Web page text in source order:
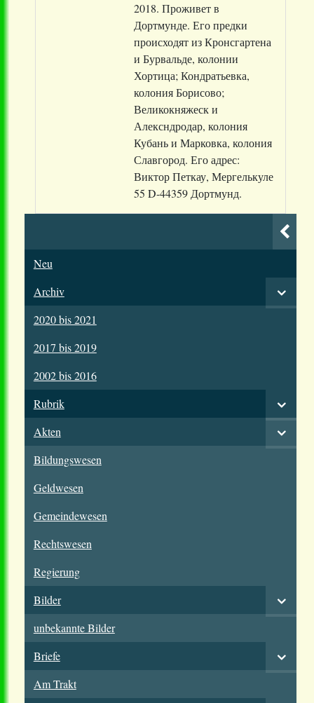
2018. Проживет в
Дортмунде. Его предки
происходят из Кронсгартена
и Бурвальде, колонии
Хортица; Кондратьевка,
колония Борисово;
Великокняжеск и
Алексндродар, колония
Кубань и Марковка, колония
Славгород. Его адрес:
Виктор Петкау, Мергелькуле
55 D-44359 Дортмунд.
Neu
Archiv
2020 bis 2021
2017 bis 2019
2002 bis 2016
Rubrik
Akten
Bildungswesen
Geldwesen
Gemeindewesen
Rechtswesen
Regierung
Bilder
unbekannte Bilder
Briefe
Am Trakt